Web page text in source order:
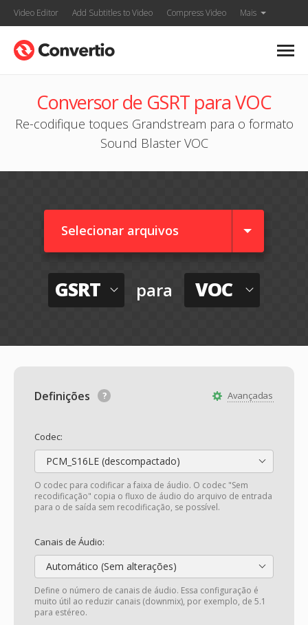
Video Editor Add Subtitles to Video Compress Video Mais
Conversor de GSRT para VOC
Re-codifique toques Grandstream para o formato
Sound Blaster VOC
Selecionar arquivos
GSRT para VOC
Avançadas
Definições
Codec:
PCM_S16LE (descompactado)
O codec para codificar a faixa de áudio. O codec "Sem
recodificação" copia o fluxo de áudio do arquivo de entrada
para o de saída sem recodificação, se possível.
Canais de Áudio:
Automático (Sem alterações)
Define o número de canais de áudio. Essa configuração é
muito útil ao reduzir canais (downmix), por exemplo, de 5.1
para estéreo.